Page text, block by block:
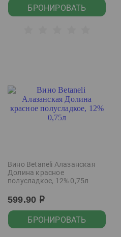
БРОНИРОВАТЬ
Вино Betaneli Алазанская
Долина красное
полусладкое, 12% 0,75л
599.90 р
БРОНИРОВАТЬ